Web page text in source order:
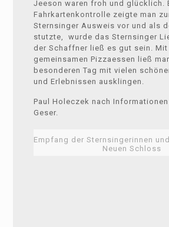
Jeeson waren froh und glücklich.
Fahrkartenkontrolle zeigte man
Sternsinger Ausweis vor und als
stutzte, wurde das Sternsinger
der Schaffner ließ es gut sein. Mit
gemeinsamen Pizzaessen ließ
besonderen Tag mit vielen
und Erlebnissen ausklingen.
Paul Holeczek nach
Geser.
Empfang der Sternsingerinnen
Neuen Schloss